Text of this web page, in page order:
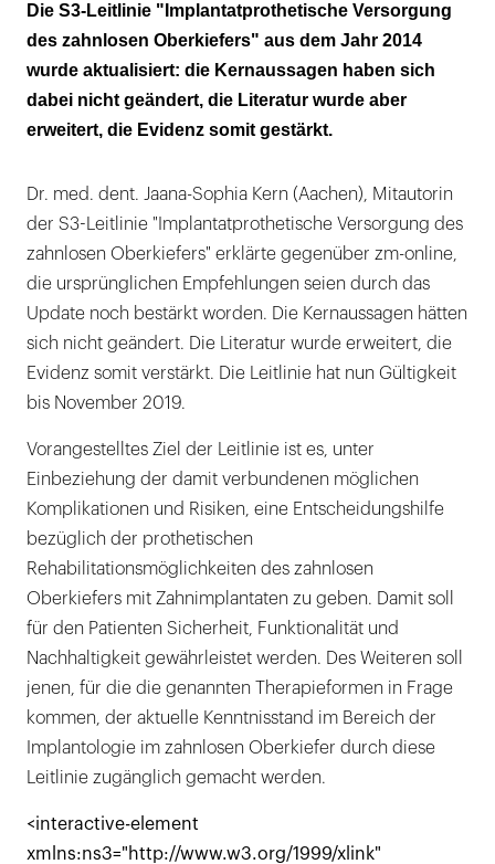
2Die S3-Leitlinie "Implantatprothetische Versorgung
des zahnlosen Oberkiefers" aus dem Jahr 2014
wurde aktualisiert: die Kernaussagen haben sich
dabei nicht geändert, die Literatur wurde aber
erweitert, die Evidenz somit gestärkt.
Dr. med. dent. Jaana-Sophia Kern (Aachen), Mitautorin
der S3-Leitlinie "Implantatprothetische Versorgung des
zahnlosen Oberkiefers" erklärte gegenüber zm-online,
die ursprünglichen Empfehlungen seien durch das
Update noch bestärkt worden. Die Kernaussagen hätten
sich nicht geändert. Die Literatur wurde erweitert, die
Evidenz somit verstärkt. Die Leitlinie hat nun Gültigkeit
bis November 2019.
Vorangestelltes Ziel der Leitlinie ist es, unter
Einbeziehung der damit verbundenen möglichen
Komplikationen und Risiken, eine Entscheidungshilfe
bezüglich der prothetischen
Rehabilitationsmöglichkeiten des zahnlosen
Oberkiefers mit Zahnimplantaten zu geben. Damit soll
für den Patienten Sicherheit, Funktionalität und
Nachhaltigkeit gewährleistet werden. Des Weiteren soll
jenen, für die die genannten Therapieformen in Frage
kommen, der aktuelle Kenntnisstand im Bereich der
Implantologie im zahnlosen Oberkiefer durch diese
Leitlinie zugänglich gemacht werden.
<interactive-element
xmlns:ns3="http://www.w3.org/1999/xlink"